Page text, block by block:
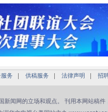
务 | 供稿服务 | 法律声明 | 招
闻网的立场和观点。 刊用本网站稿件